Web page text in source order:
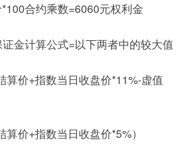
合约乘数=6060元权利金
金计算公式=以下两者中的较大值
算价+指数当日收盘价*11%-虚值
价+指数当日收盘价*5%）